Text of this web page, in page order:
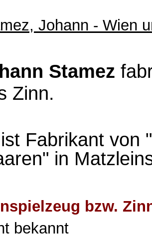
Johann - Wien
Stamez
Zinn.
Fabrikant von
in
bzw.
bekannt